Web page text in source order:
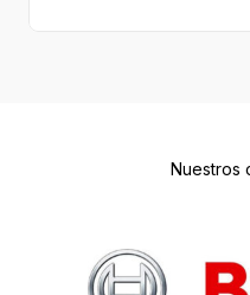
Nuestros